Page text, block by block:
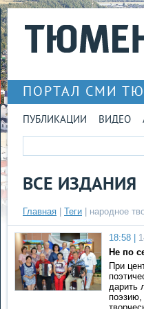
ПОРТАЛ СМИ
ПУБЛИКАЦИИ ВИДЕО
ВСЕ ИЗДАНИЯ
Главная Теги | народное
18:58 |
Не по
При
дарить
поэзию,